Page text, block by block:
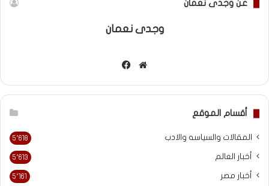
عن وجدى نعمان
وجدى نعمان
موقع
أقسام الموقع
المقالات والسياسه والادب 5٬618
أخبار العالم 5٬613
أخبار مصر 5٬161